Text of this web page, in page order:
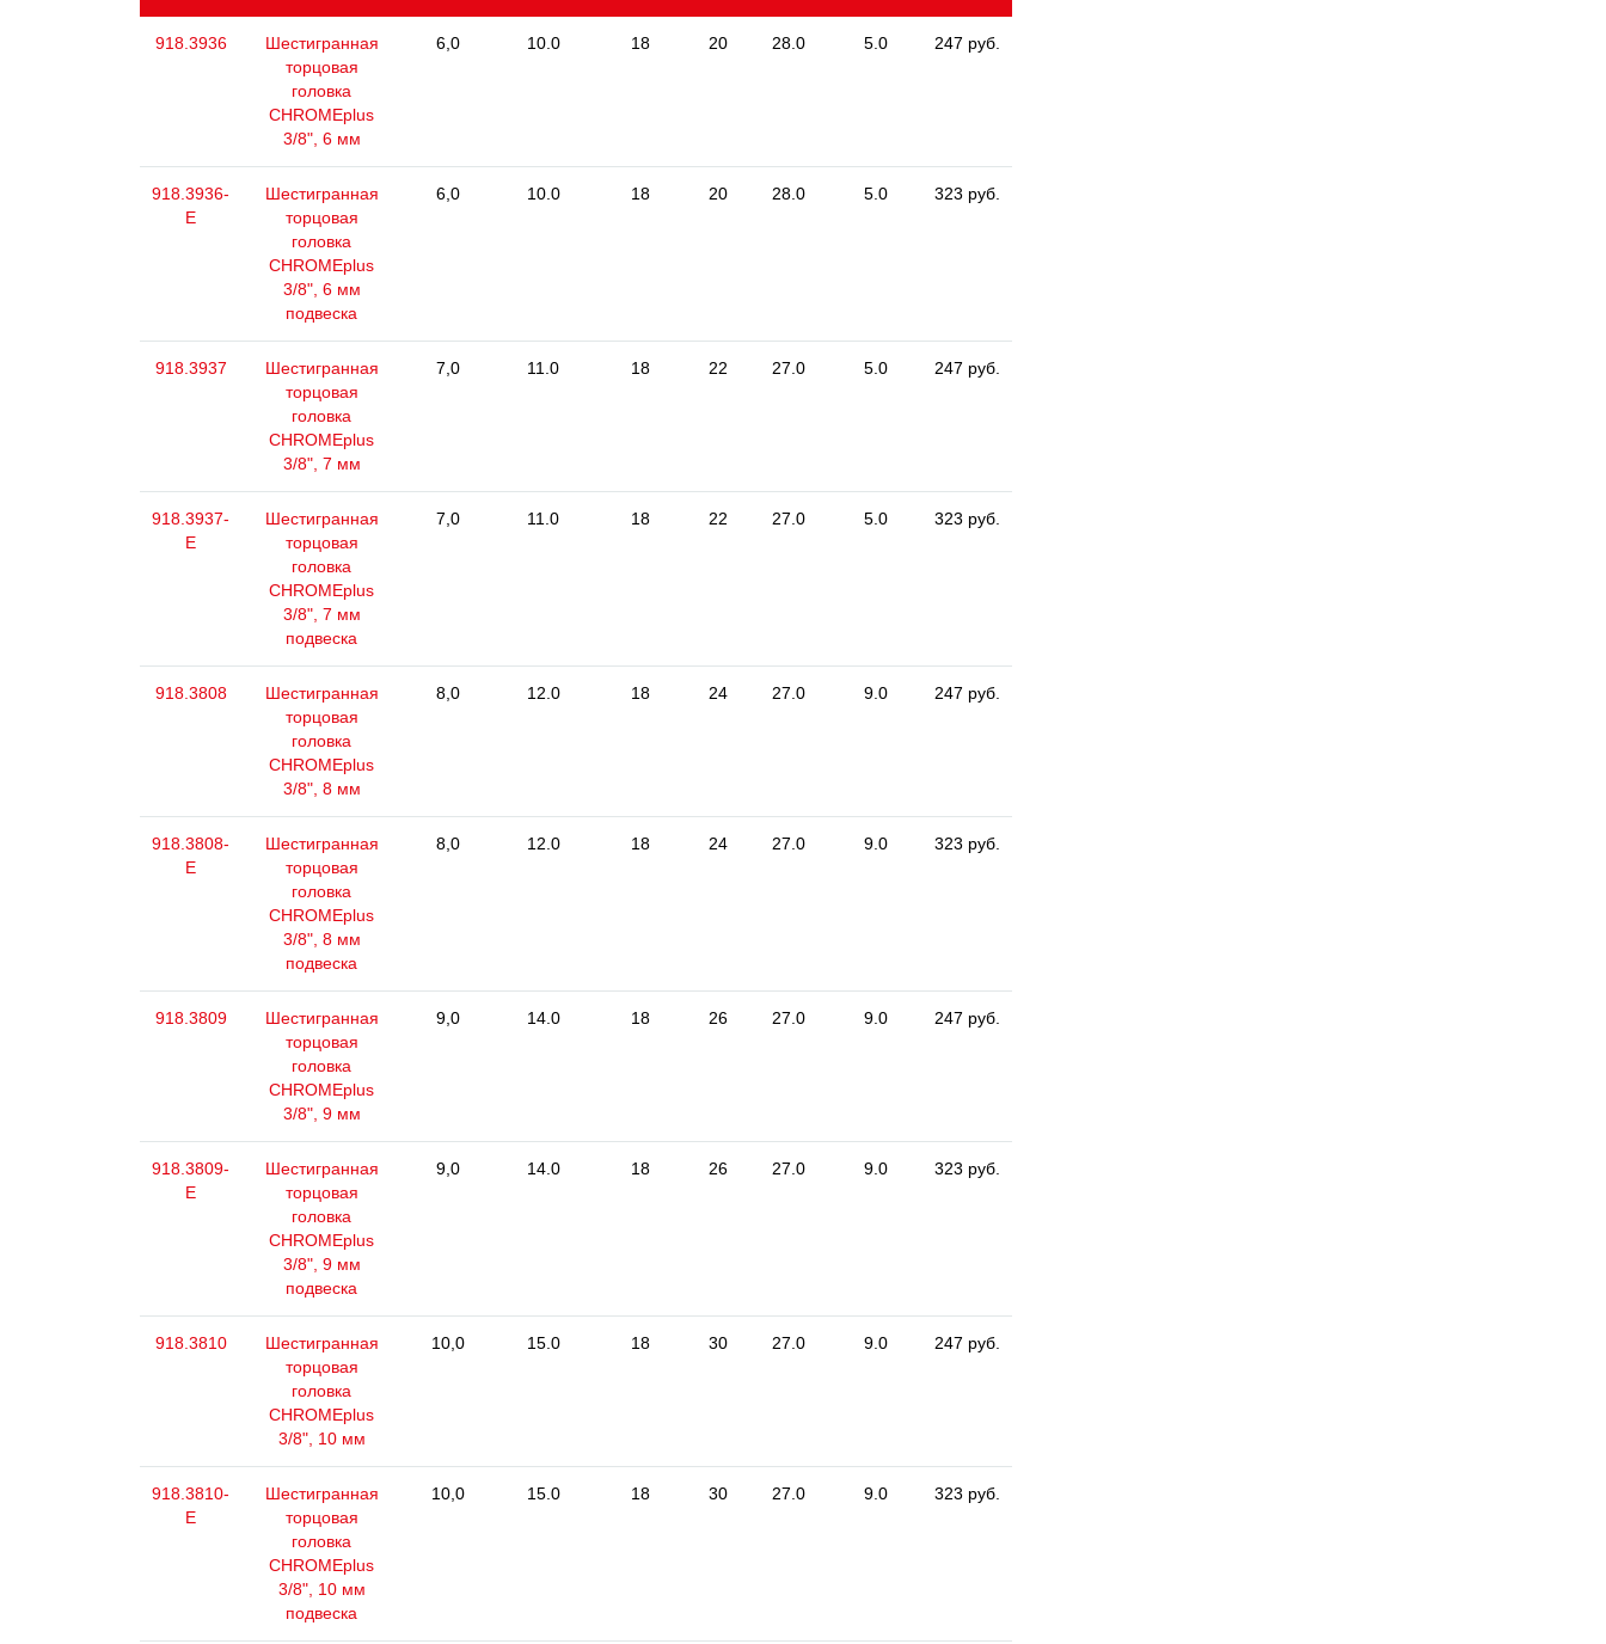
918.3936
Шестигранная
торцовая
головка
CHROMEplus
3/8", 6 мм
6,0 10.0 18 20 28.0 5.0 247 руб.
918.3936-
E
Шестигранная
торцовая
головка
CHROMEplus
3/8", 6 мм
подвеска
6,0 10.0 18 20 28.0 5.0 323 руб.
918.3937
Шестигранная
торцовая
головка
CHROMEplus
3/8", 7 мм
7,0 11.0 18 22 27.0 5.0 247 руб.
918.3937-
E
Шестигранная
торцовая
головка
CHROMEplus
3/8", 7 мм
подвеска
7,0 11.0 18 22 27.0 5.0 323 руб.
918.3808
Шестигранная
торцовая
головка
CHROMEplus
3/8", 8 мм
8,0 12.0 18 24 27.0 9.0 247 руб.
918.3808-
E
Шестигранная
торцовая
головка
CHROMEplus
3/8", 8 мм
подвеска
8,0 12.0 18 24 27.0 9.0 323 руб.
918.3809
Шестигранная
торцовая
головка
CHROMEplus
3/8", 9 мм
9,0 14.0 18 26 27.0 9.0 247 руб.
918.3809-
E
Шестигранная
торцовая
головка
CHROMEplus
3/8", 9 мм
подвеска
9,0 14.0 18 26 27.0 9.0 323 руб.
918.3810
Шестигранная
торцовая
головка
CHROMEplus
3/8", 10 мм
10,0 15.0 18 30 27.0 9.0 247 руб.
918.3810-
E
Шестигранная
торцовая
головка
CHROMEplus
3/8", 10 мм
подвеска
10,0 15.0 18 30 27.0 9.0 323 руб.